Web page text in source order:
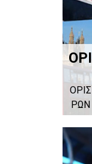
ΡΩΝ